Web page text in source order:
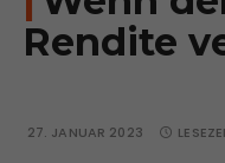
Rendite
27. JANUAR 2023